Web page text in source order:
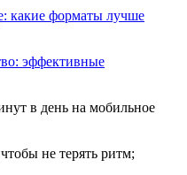
какие форматы лучше
эффективные
в день на мобильное
не терять ритм;